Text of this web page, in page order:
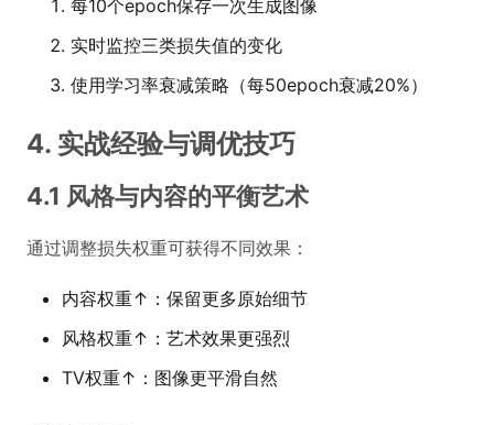
每10个epoch保存一次生成图像
实时监控三类损失值的变化
使用学习率衰减策略（每50epoch衰减20%）
4. 实战经验与调优技巧
4.1 风格与内容的平衡艺术
通过调整损失权重可获得不同效果：
内容权重↑：保留更多原始细节
风格权重↑：艺术效果更强烈
TV权重↑：图像更平滑自然